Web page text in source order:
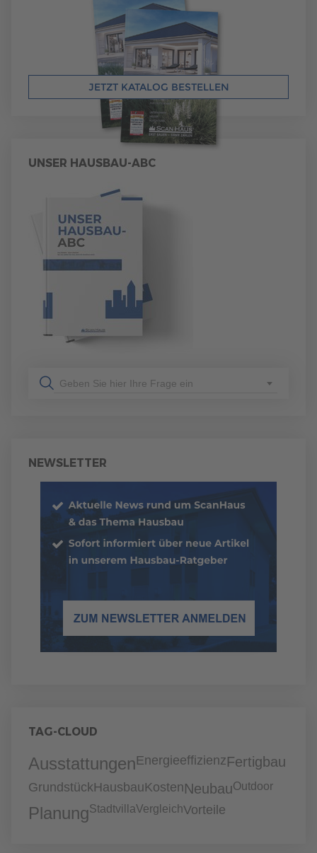
JETZT KATALOG BESTELLEN
UNSER HAUSBAU-ABC
Geben Sie hier Ihre Frage ein
NEWSLETTER
TAG-CLOUD
AusstattungenEnergieeffizienzFertigbau
GrundstückHausbauKostenNeubauOutdoor
PlanungStadtvillaVergleichVorteile